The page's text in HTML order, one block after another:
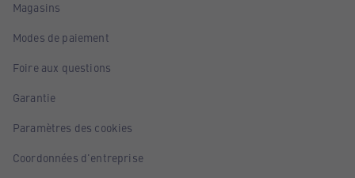
Magasins
Modes de paiement
Foire aux questions
Garantie
Paramètres des cookies
Coordonnées d'entreprise